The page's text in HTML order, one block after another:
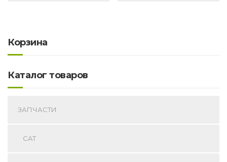
Корзина
Каталог товаров
ЗАПЧАСТИ
CAT